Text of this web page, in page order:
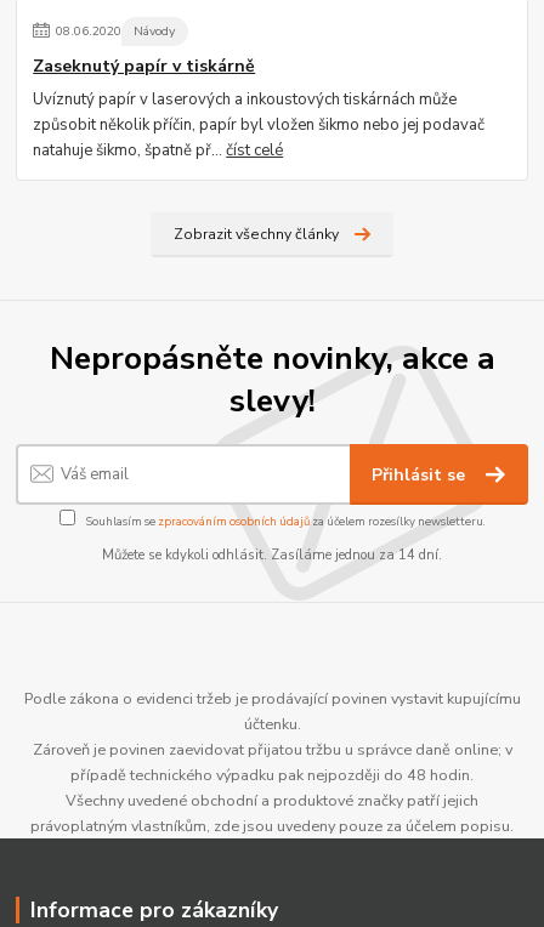
08.06.2020 Návody
Zaseknutý papír v tiskárně
Uvíznutý papír v laserových a inkoustových tiskárnách může
způsobit několik příčin, papír byl vložen šikmo nebo jej podavač
natahuje šikmo, špatně př...číst celé
Zobrazit všechny články
Nepropásněte novinky, akce a
slevy!
Přihlásit se
Souhlasím se zpracováním osobních údajůza účelem rozesílky newsletteru.
Můžete se kdykoli odhlásit. Zasíláme jednou za 14 dní.
Podle zákona o evidenci tržeb je prodávající povinen vystavit kupujícímu
účtenku.
Zároveň je povinen zaevidovat přijatou tržbu u správce daně online; v
případě technického výpadku pak nejpozději do 48 hodin.
Všechny uvedené obchodní a produktové značky patří jejich
právoplatným vlastníkům, zde jsou uvedeny pouze za účelem popisu.
Informace pro zákazníky